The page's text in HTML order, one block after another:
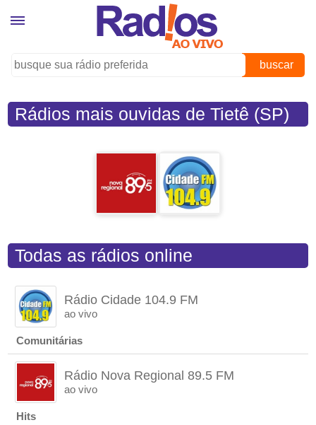
buscar
Rádios mais ouvidas de Tietê (SP)
Todas as rádios online
Rádio Cidade 104.9 FM
ao vivo
Comunitárias
Rádio Nova Regional 89.5 FM
ao vivo
Hits